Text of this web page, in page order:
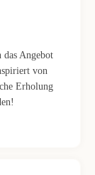
das Angebot
von
Erholung